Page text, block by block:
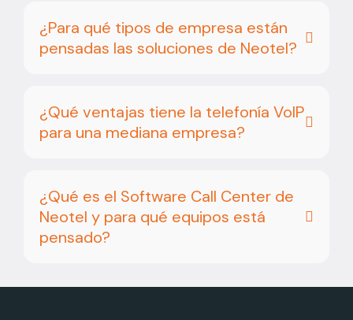
¿Para qué tipos de empresa están
pensadas las soluciones de Neotel?
¿Qué ventajas tiene la telefonía VoIP
para una mediana empresa?
¿Qué es el Software Call Center de
Neotel y para qué equipos está
pensado?